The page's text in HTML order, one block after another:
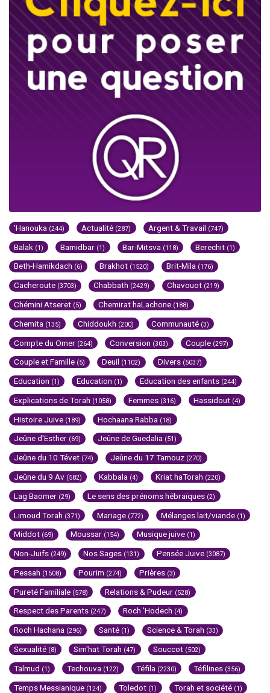
'Hanouka (244) Actualité (287) Argent & Travail (747)
Balak (1) Bamidbar (1) Bar-Mitsva (118) Berechit (1)
Beth-Hamikdach (6) Brakhot (1520) Brit-Mila (176)
Cacheroute (3703) Chabbath (2429) Chavouot (219)
Chémini Atseret (5) Chemirat haLachone (188)
Chemita (135) Chiddoukh (200) Communauté (3)
Compte du Omer (264) Conversion (303) Couple (297)
Couple et Famille (5) Deuil (1102) Divers (5037)
Education (1) Education (1) Education des enfants (244)
Explications de Torah (1058) Femmes (316) Hassidout (4)
Histoire Juive (189) Hochaana Rabba (18)
Jeûne d'Esther (69) Jeûne de Guedalia (51)
Jeûne du 10 Tévet (74) Jeûne du 17 Tamouz (270)
Jeûne du 9 Av (582) Kabbala (4) Kriat haTorah (220)
Lag Baomer (29) Le sens des prénoms hébraïques (2)
Limoud Torah (371) Mariage (772) Mélanges lait/viande (1)
Middot (69) Moussar (154) Musique juive (1)
Non-Juifs (249) Nos Sages (131) Pensée Juive (3087)
Pessah (1508) Pourim (274) Prières (3)
Pureté Familiale (578) Relations & Pudeur (528)
Respect des Parents (247) Roch 'Hodech (4)
Roch Hachana (296) Santé (1) Science & Torah (33)
Sexualité (8) Sim'hat Torah (47) Souccot (502)
Talmud (1) Techouva (122) Téfila (2230) Téfilines (356)
Temps Messianique (124) Toledot (1) Torah et société (1)